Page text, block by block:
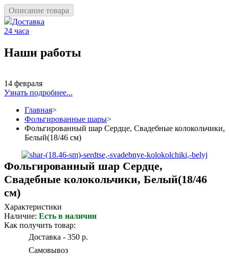
Описание товара
Доставка
24 часа
Наши работы
14 февраля
Узнать подробнее...
Главная>
Фольгированные шары>
Фольгированный шар Сердце, Свадебные колокольчики,
Белый(18/46 см)
Фольгированный шар Сердце,
Свадебные колокольчики, Белый(18/46
см)
Характеристики
Наличие: Есть в наличии
Как получить товар:
Доставка - 350 р.
Самовывоз